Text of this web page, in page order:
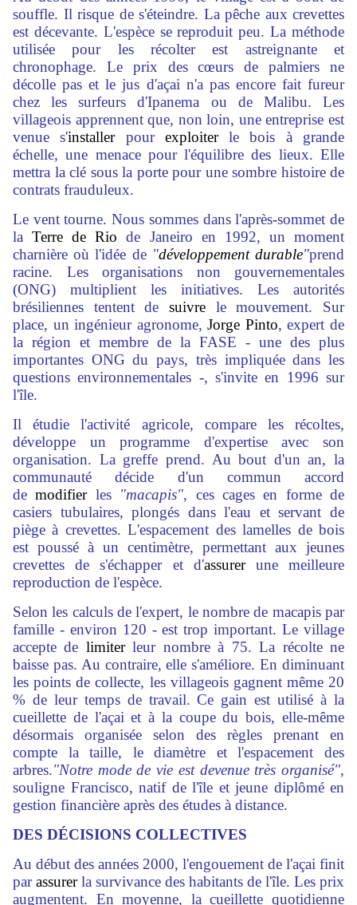
souffle. Il risque de s'éteindre. La pêche aux crevettes
est décevante. L'espèce se reproduit peu. La méthode
utilisée pour les récolter est astreignante et
chronophage. Le prix des cœurs de palmiers ne
décolle pas et le jus d'açai n'a pas encore fait fureur
chez les surfeurs d'Ipanema ou de Malibu. Les
villageois apprennent que, non loin, une entreprise est
venue s'installerpour exploiterle bois à grande
échelle, une menace pour l'équilibre des lieux. Elle
mettra la clé sous la porte pour une sombre histoire de
contrats frauduleux.
Le vent tourne. Nous sommes dans l'après-sommet de
laTerre de Rio de Janeiro en 1992, un moment
charnière où l'idée de "développement durable"prend
racine. Les organisations non gouvernementales
(ONG) multiplient les initiatives. Les autorités
brésiliennes tentent de suivre le mouvement. Sur
place, un ingénieur agronome,Jorge Pinto, expert de
la région et membre de la FASE - une des plus
importantes ONG du pays, très impliquée dans les
questions environnementales -, s'invite en 1996 sur
l'île.
Il étudie l'activité agricole, compare les récoltes,
développe un programme d'expertise avec son
organisation. La greffe prend. Au bout d'un an, la
communauté décide d'un commun accord
demodifierles "macapis", ces cages en forme de
casiers tubulaires, plongés dans l'eau et servant de
piège à crevettes. L'espacement des lamelles de bois
est poussé à un centimètre, permettant aux jeunes
crevettes de s'échapper et d'assurerune meilleure
reproduction de l'espèce.
Selon les calculs de l'expert, le nombre de macapis par
famille - environ 120 - est trop important. Le village
accepte de limiterleur nombre à 75. La récolte ne
baisse pas. Au contraire, elle s'améliore. En diminuant
les points de collecte, les villageois gagnent même 20
% de leur temps de travail. Ce gain est utilisé à la
cueillette de l'açai et à la coupe du bois, elle-même
désormais organisée selon des règles prenant en
compte la taille, le diamètre et l'espacement des
arbres."Notre mode de vie est devenue très organisé",
souligne Francisco, natif de l'île et jeune diplômé en
gestion financière après des études à distance.
DES DÉCISIONS COLLECTIVES
Au début des années 2000, l'engouement de l'açai finit
parassurerla survivance des habitants de l'île. Les prix
augmentent. En moyenne, la cueillette quotidienne